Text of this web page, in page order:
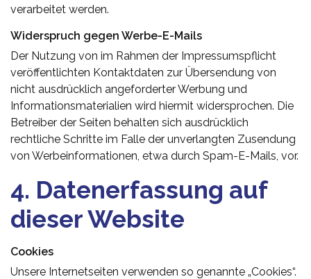
verarbeitet werden.
Widerspruch gegen Werbe-E-Mails
Der Nutzung von im Rahmen der Impressumspflicht
veröffentlichten Kontaktdaten zur Übersendung von
nicht ausdrücklich angeforderter Werbung und
Informationsmaterialien wird hiermit widersprochen. Die
Betreiber der Seiten behalten sich ausdrücklich
rechtliche Schritte im Falle der unverlangten Zusendung
von Werbeinformationen, etwa durch Spam-E-Mails, vor.
4. Datenerfassung auf
dieser Website
Cookies
Unsere Internetseiten verwenden so genannte „Cookies“.